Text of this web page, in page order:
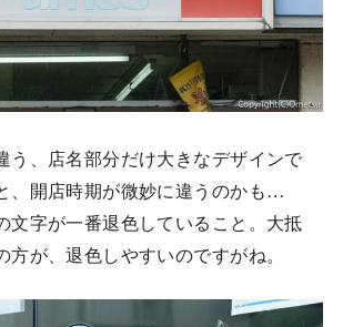
う、店名部分だけ大きなデザインで
、開店時期が微妙に違うのかも…
文字が一番退色していること。大抵
が、退色しやすいのですがね。